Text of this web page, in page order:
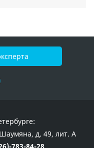
д. 49, лит. А